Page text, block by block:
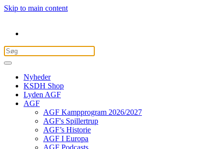
Skip to main content
Nyheder
KSDH Shop
Lyden AGF
AGF
AGF Kampprogram 2026/2027
AGF's Spillertrup
AGF’s Historie
AGF I Europa
AGF Podcasts